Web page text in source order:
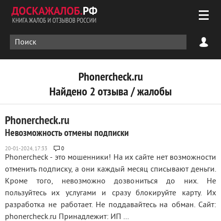
Phonercheck.ru
Найдено 2 отзыва / жалобы
Phonercheck.ru
Невозможность отмены подписки
0
Phonercheck - это мошенники! На их сайте нет возможности
отменить подписку, а они каждый месяц списывают деньги.
Кроме того, невозможно дозвониться до них. Не
пользуйтесь их услугами и сразу блокируйте карту. Их
разработка не работает. Не поддавайтесь на обман. Сайт:
phonercheck.ru Принадлежит: ИП ...